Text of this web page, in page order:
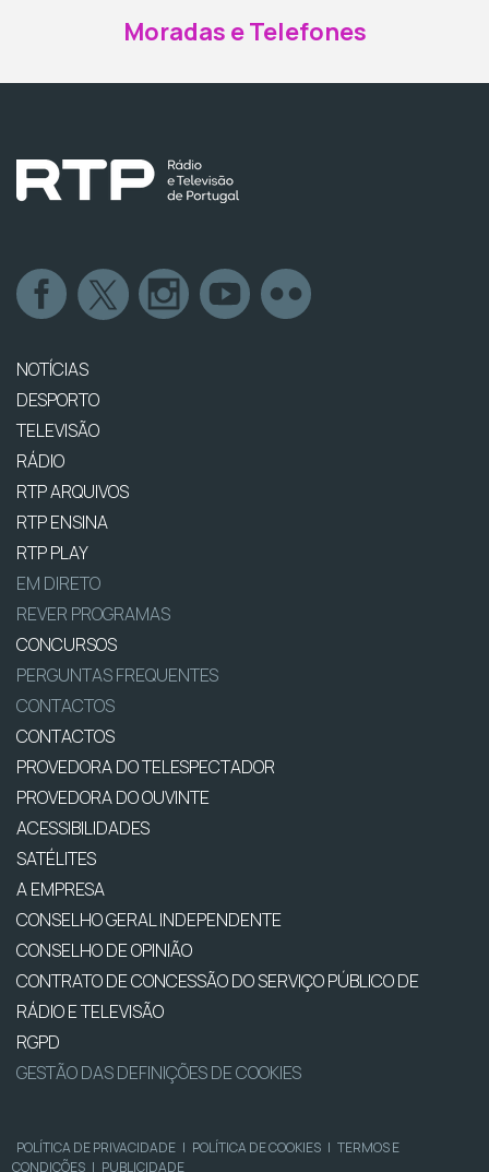
Moradas e Telefones
NOTÍCIAS
DESPORTO
TELEVISÃO
RÁDIO
RTP ARQUIVOS
RTP ENSINA
RTP PLAY
EM DIRETO
REVER PROGRAMAS
CONCURSOS
PERGUNTAS FREQUENTES
CONTACTOS
CONTACTOS
PROVEDORA DO TELESPECTADOR
PROVEDORA DO OUVINTE
ACESSIBILIDADES
SATÉLITES
A EMPRESA
CONSELHO GERAL INDEPENDENTE
CONSELHO DE OPINIÃO
CONTRATO DE CONCESSÃO DO SERVIÇO PÚBLICO DE
RÁDIO E TELEVISÃO
RGPD
GESTÃO DAS DEFINIÇÕES DE COOKIES
POLÍTICA DE PRIVACIDADE | POLÍTICA DE COOKIES | TERMOS E
CONDIÇÕES | PUBLICIDADE